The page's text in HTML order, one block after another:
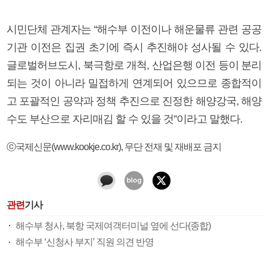
시민단체 관계자는 “해수부 이전이나 해운물류 관련 공공
기관 이전은 집권 초기에 즉시 추진해야 성사될 수 있다.
글로벌허브도시, 북극항로 개척, 산업은행 이전 등이 분리
되는 것이 아니라 밀접하게 연계되어 있으므로 종합적이
고 포괄적인 공약과 정책 추진으로 진정한 해양강국, 해양
수도 부산으로 자리매김 할 수 있을 것”이라고 말했다.
ⓒ국제신문(www.kookje.co.kr), 무단 전재 및 재배포 금지
관련기사
해수부 청사, 북항 국제여객터미널 옆에 선다(종합)
해수부 ‘신청사 부지’ 직원 의견 반영